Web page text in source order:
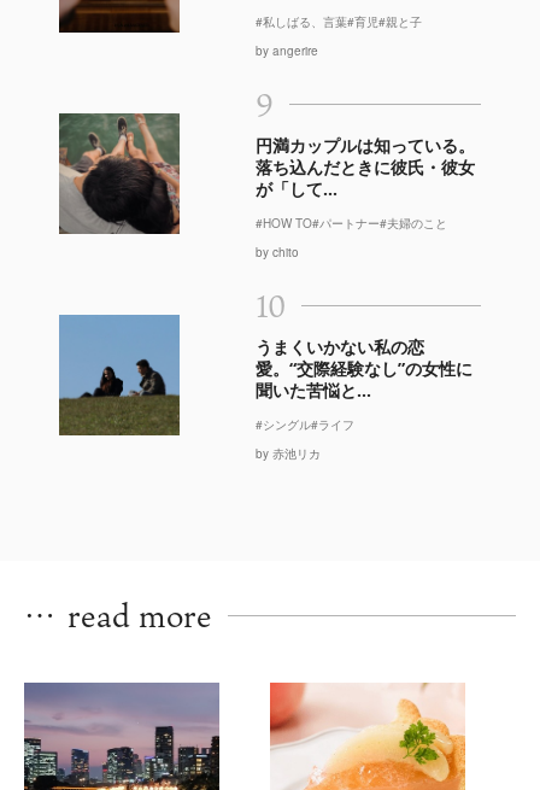
#私しばる、言葉#育児#親と子
by angerire
9
円満カップルは知っている。
落ち込んだときに彼氏・彼女
が「して...
#HOW TO#パートナー#夫婦のこと
by chito
10
うまくいかない私の恋
愛。“交際経験なし”の女性に
聞いた苦悩と...
#シングル#ライフ
by 赤池リカ
… read more